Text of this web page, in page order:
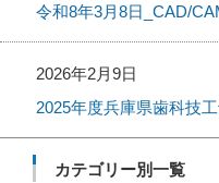
令和8年3月8日_CAD/
2026年2月9日
2025年度兵庫県歯科技
カテゴリー別一覧